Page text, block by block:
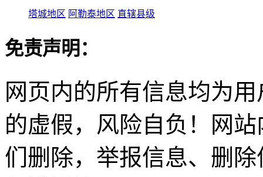
塔城地区 阿勒泰地区 直辖县级
免责声明：
网页内的所有信息均为
的虚假，风险自负！网
们删除，举报信息、删